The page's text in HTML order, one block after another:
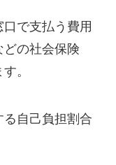
で支払う費用
の社会保険
。
自己負担割合